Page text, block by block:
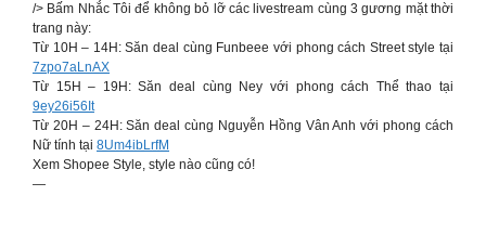
/> Bấm Nhắc Tôi để không bỏ lỡ các livestream cùng 3 gương mặt thời
trang này:
Từ 10H – 14H: Săn deal cùng Funbeee với phong cách Street style tại
7zpo7aLnAX
Từ 15H – 19H: Săn deal cùng Ney với phong cách Thể thao tại
9ey26i56It
Từ 20H – 24H: Săn deal cùng Nguyễn Hồng Vân Anh với phong cách
Nữ tính tại 8Um4ibLrfM
Xem Shopee Style, style nào cũng có!
—